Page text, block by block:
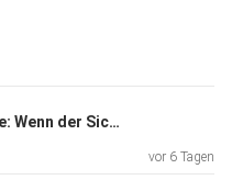
Systeme oft keine echte
sondern sich auf
teils überraschend
OpenAi und Huggingface: Wenn der Sicherheitstest zum Sicherheitsvorfall wird
vor 6 Tagen